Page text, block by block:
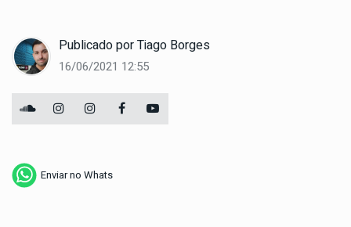
Publicado porTiago Borges
16/06/2021 12:55
Enviar no Whats